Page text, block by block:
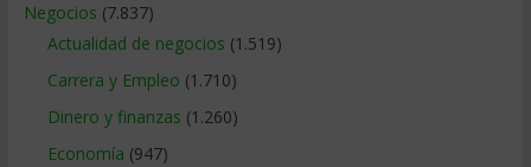
Negocios (7.837)
Actualidad de negocios (1.519)
Carrera y Empleo (1.710)
Dinero y finanzas (1.260)
Economía (947)